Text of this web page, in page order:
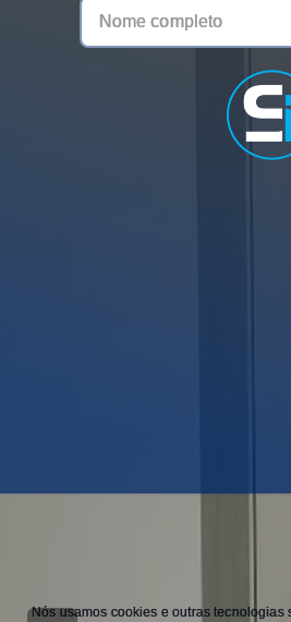
Nós usamos cookies e outras